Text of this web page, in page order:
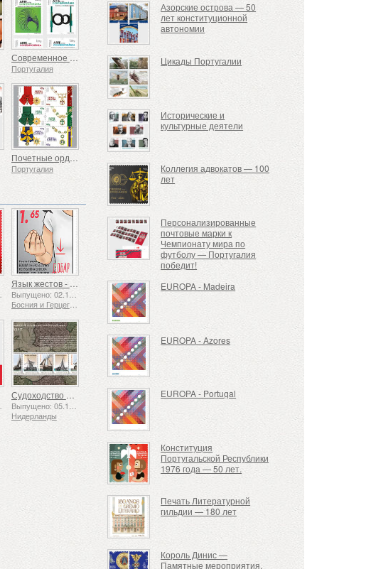
Современное искусство Португалии - 2-я серия
Португалия
Почетные ордена Португалии
Португалия
Выпущено: 02.12.2025
Язык жестов - Хорошо
Выпущено: 02.12.2025
Босния и Герцеговина - Республика Сербская
Судоходство в XVII и XVIII веках – Торфяные перевозки
Нидерланды
Азорские острова — 50
лет конституционной
автономии
Цикады Португалии
Исторические и
культурные деятели
Коллегия адвокатов — 100
лет
Персонализированные
почтовые марки к
Чемпионату мира по
футболу — Португалия
победит!
EUROPA - Madeira
EUROPA - Azores
EUROPA - Portugal
Конституция
Португальской Республики
1976 года — 50 лет.
Печать Литературной
гильдии — 180 лет
Король Динис —
Памятные мероприятия,